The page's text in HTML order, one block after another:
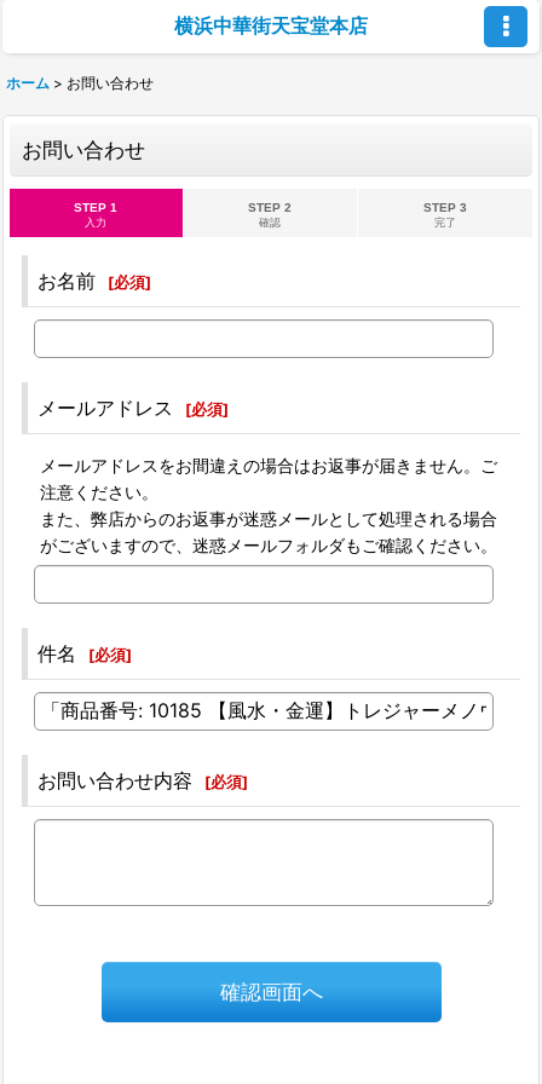
横浜中華街天宝堂本店
ホーム > お問い合わせ
お問い合わせ
STEP 1
入力
STEP 2
確認
STEP 3
完了
お名前 [必須]
メールアドレス [必須]
メールアドレスをお間違えの場合はお返事が届きません。ご
注意ください。
また、弊店からのお返事が迷惑メールとして処理される場合
がございますので、迷惑メールフォルダもご確認ください。
件名 [必須]
お問い合わせ内容 [必須]
確認画面へ